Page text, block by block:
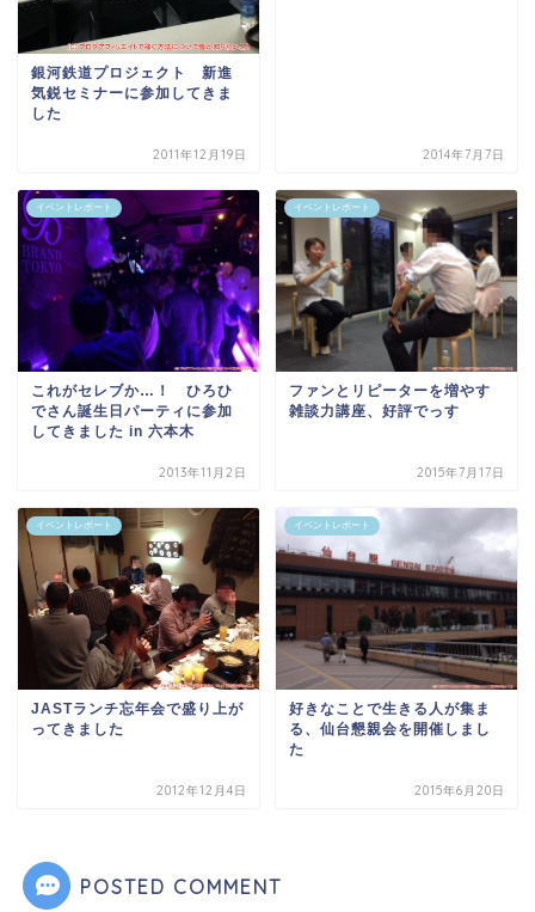
銀河鉄道プロジェクト 新進
気鋭セミナーに参加してきま
した
2011年12月19日 2014年7月7日
イベントレポート
これがセレブか…！ ひろひ
でさん誕生日パーティに参加
してきました in 六本木
2013年11月2日
イベントレポート
ファンとリピーターを増やす
雑談力講座、好評でっす
2015年7月17日
イベントレポート
JASTランチ忘年会で盛り上が
ってきました
2012年12月4日
イベントレポート
好きなことで生きる人が集ま
る、仙台懇親会を開催しまし
た
2015年6月20日
POSTED COMMENT